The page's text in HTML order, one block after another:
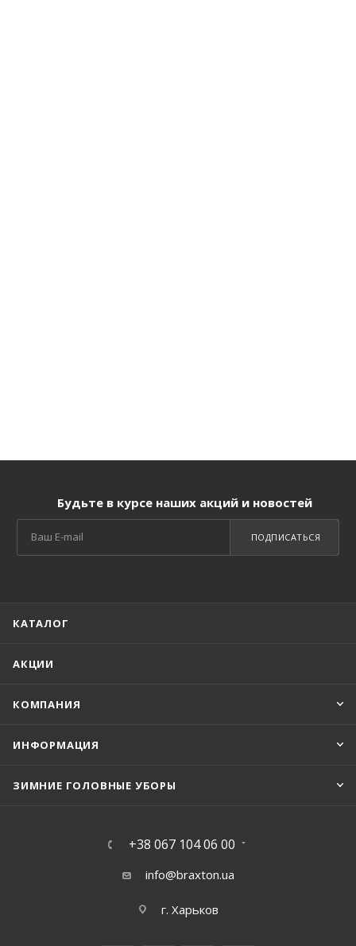
Будьте в курсе наших акций и новостей
ПОДПИСАТЬСЯ
КАТАЛОГ
АКЦИИ
КОМПАНИЯ
ИНФОРМАЦИЯ
ЗИМНИЕ ГОЛОВНЫЕ УБОРЫ
+38 067 104 06 00
info@braxton.ua
г. Харьков